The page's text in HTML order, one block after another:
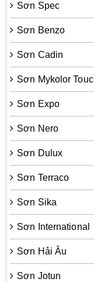
Sơn Spec
Sơn Benzo
Sơn Cadin
Sơn Mykolor
Sơn Expo
Sơn Nero
Sơn Dulux
Sơn Terraco
Sơn Sika
Sơn International
Sơn Hải Âu
Sơn Jotun